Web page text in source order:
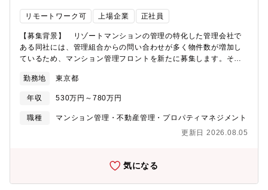
リモートワーク可 上場企業 正社員
【募集背景】 リゾートマンションの管理の特化した管理会社で
ある同社には、管理組合からの問い合わせが多く物件数が増加し
ているため、マンション管理フロントを新たに募集します。そこ
を担当していただきます。管理職候補としての採用となるため、
早い段階でメンバーのマネジメントもお任せする予定です。【具
体的には】■マンション管理組合のサポート・理事会・総会のサポ
ートを行います。・各種資料作成・当日の運営・議事録作成■組合
報告（資料は会計担当者が作成します）・管理費収納■建物の維
くための提案を行います。・共用部分や共用設備の保守・点検内
容の計画・修繕計画■メンバーマネジメント、新人フロントの教育
■各種研修の立案・実行※上記二つは近い将来お任せします。【配
勤務地 東京都
年収 530万円～780万円
職種
マンション管理・不動産管理・プロパティマネジメント
更新日 2026.08.05
気になる